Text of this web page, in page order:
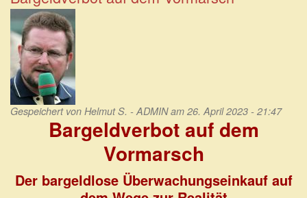
auf
ein
Recht
auf
Bargeld
Gespeichert von Helmut S. - ADMINam 26. April 2023 - 21:47
Bargeldverbot auf dem
Vormarsch
Der bargeldlose Überwachungseinkauf auf